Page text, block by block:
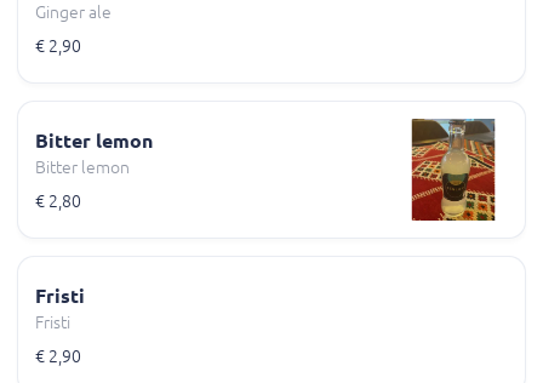
Ginger ale
€ 2,90
Bitter lemon
Bitter lemon
€ 2,80
Fristi
Fristi
€ 2,90